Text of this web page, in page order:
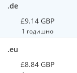
.de
£9.14 GBP
1 годишно
.eu
£8.84 GBP